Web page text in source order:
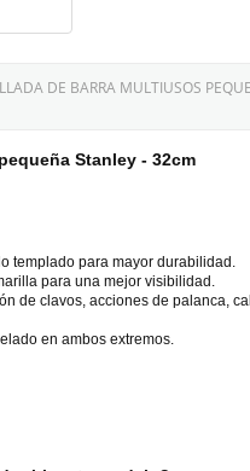
DE BARRA MULTIUSOS
Stanley - 32cm
templado para mayor durabilidad.
para una mejor visibilidad.
de clavos, acciones de palanca,
en ambos extremos.